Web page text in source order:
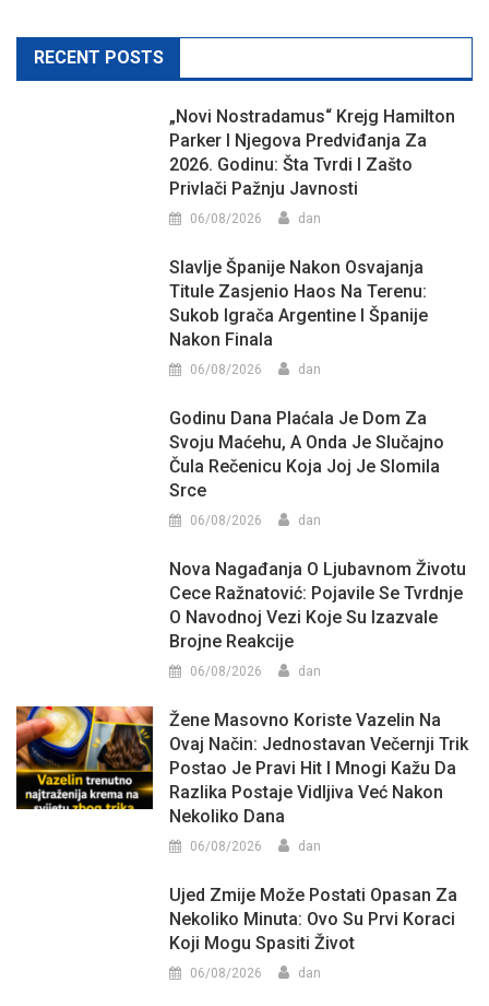
RECENT POSTS
„Novi Nostradamus“ Krejg Hamilton
Parker I Njegova Predviđanja Za
2026. Godinu: Šta Tvrdi I Zašto
Privlači Pažnju Javnosti
06/08/2026 dan
Slavlje Španije Nakon Osvajanja
Titule Zasjenio Haos Na Terenu:
Sukob Igrača Argentine I Španije
Nakon Finala
06/08/2026 dan
Godinu Dana Plaćala Je Dom Za
Svoju Maćehu, A Onda Je Slučajno
Čula Rečenicu Koja Joj Je Slomila
Srce
06/08/2026 dan
Nova Nagađanja O Ljubavnom Životu
Cece Ražnatović: Pojavile Se Tvrdnje
O Navodnoj Vezi Koje Su Izazvale
Brojne Reakcije
06/08/2026 dan
Žene Masovno Koriste Vazelin Na
Ovaj Način: Jednostavan Večernji Trik
Postao Je Pravi Hit I Mnogi Kažu Da
Razlika Postaje Vidljiva Već Nakon
Nekoliko Dana
06/08/2026 dan
Ujed Zmije Može Postati Opasan Za
Nekoliko Minuta: Ovo Su Prvi Koraci
Koji Mogu Spasiti Život
06/08/2026 dan